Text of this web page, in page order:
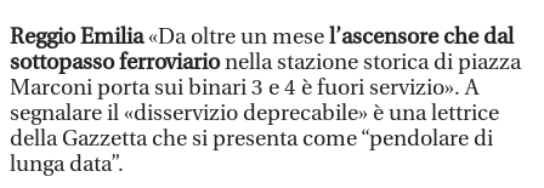
Reggio Emilia«Da oltre un mesel’ascensore che dal
sottopasso ferroviarionella stazione storica di piazza
Marconi porta sui binari 3 e 4 è fuori servizio». A
segnalare il «disservizio deprecabile» è una lettrice
della Gazzetta che si presenta come “pendolare di
lunga data”.